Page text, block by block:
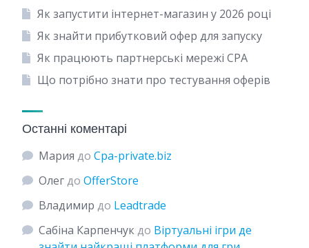
Як запустити інтернет-магазин у 2026 році
Як знайти прибутковий офер для запуску
Як працюють партнерські мережі CPA
Що потрібно знати про тестування оферів
Останні коментарі
Мария до Сpa-private.biz
Олегдо OfferStore
Владимир до Leadtrade
Сабіна Карпенчук до Віртуальні ігри де